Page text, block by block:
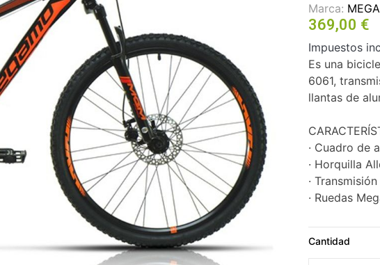
Marca:
369,00 €
Impuestos
Es una
6061,
llantas de
· Cuadro de
· Horquilla
·
· Ruedas
Cantidad